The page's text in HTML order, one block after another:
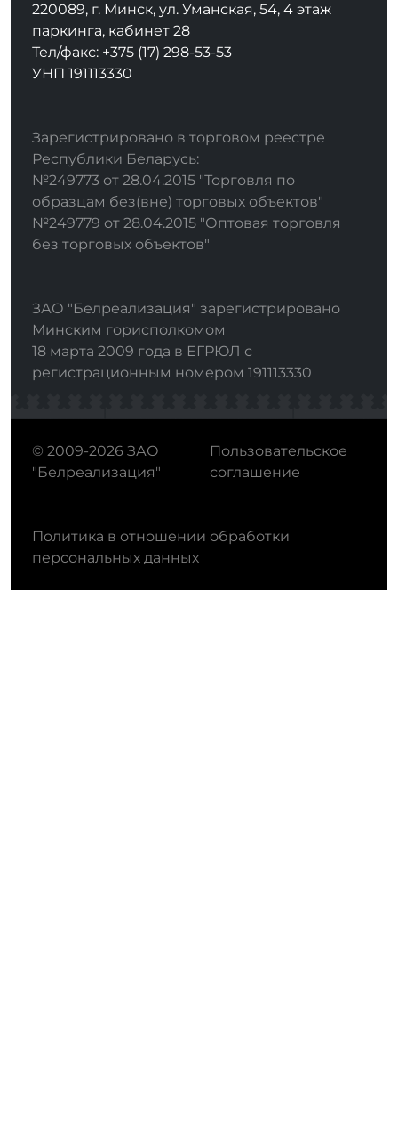
220089, г. Минск, ул. Уманская, 54, 4 этаж
паркинга, кабинет 28
Тел/факс: +375 (17) 298-53-53
УНП 191113330
Зарегистрировано в торговом реестре
Республики Беларусь:
№249773 от 28.04.2015 "Торговля по
образцам без(вне) торговых объектов"
№249779 от 28.04.2015 "Оптовая торговля
без торговых объектов"
ЗАО "Белреализация" зарегистрировано
Минским горисполкомом
18 марта 2009 года в ЕГРЮЛ с
регистрационным номером 191113330
© 2009-2026 ЗАО
"Белреализация"
Пользовательское
соглашение
Политика в отношении обработки
персональных данных